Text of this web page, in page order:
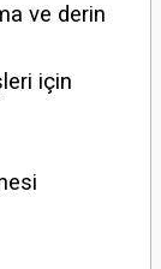
ve derin
için